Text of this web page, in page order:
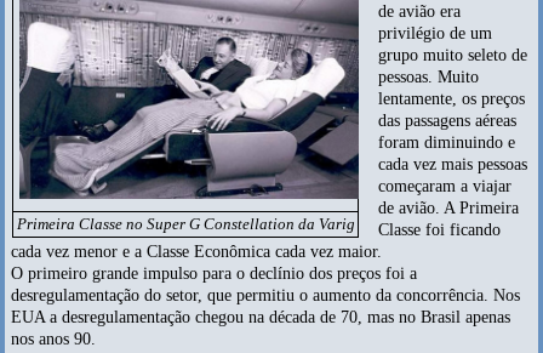
Primeira Classe no Super G Constellation da Varig
de avião era
privilégio de um
grupo muito seleto de
pessoas. Muito
lentamente, os preços
das passagens aéreas
foram diminuindo e
cada vez mais pessoas
começaram a viajar
de avião. A Primeira
Classe foi ficando
cada vez menor e a Classe Econômica cada vez maior.
O primeiro grande impulso para o declínio dos preços foi a
desregulamentação do setor, que permitiu o aumento da concorrência. Nos
EUA a desregulamentação chegou na década de 70, mas no Brasil apenas
nos anos 90.